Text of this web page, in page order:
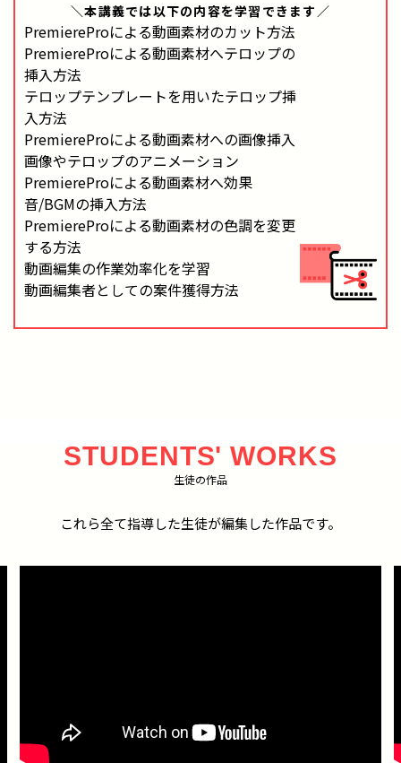
＼本講義では以下の内容を学習できます／
PremiereProによる動画素材のカット方法
PremiereProによる動画素材へテロップの
挿入方法
テロップテンプレートを用いたテロップ挿
入方法
PremiereProによる動画素材への画像挿入
画像やテロップのアニメーション
PremiereProによる動画素材へ効果
音/BGMの挿入方法
PremiereProによる動画素材の色調を変更
する方法
動画編集の作業効率化を学習
動画編集者としての案件獲得方法
STUDENTS' WORKS
生徒の作品
これら全て指導した生徒が編集した作品です。